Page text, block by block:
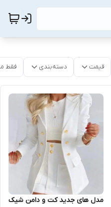
قیمت دسته‌بندی فقط
مدل های جدید کت و دامن شیک